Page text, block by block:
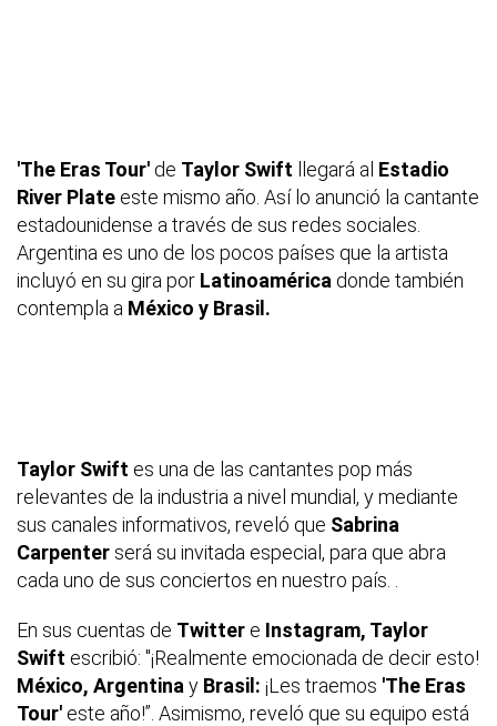
'The Eras Tour' de Taylor Swift llegará al Estadio
River Plate este mismo año. Así lo anunció la cantante
estadounidense a través de sus redes sociales.
Argentina es uno de los pocos países que la artista
incluyó en su gira por Latinoamérica donde también
contempla a México y Brasil.
Taylor Swift es una de las cantantes pop más
relevantes de la industria a nivel mundial, y mediante
sus canales informativos, reveló que Sabrina
Carpenter será su invitada especial, para que abra
cada uno de sus conciertos en nuestro país. .
En sus cuentas de Twitter e Instagram, Taylor
Swift escribió: "¡Realmente emocionada de decir esto!
México, Argentina y Brasil: ¡Les traemos 'The Eras
Tour' este año!”. Asimismo, reveló que su equipo está